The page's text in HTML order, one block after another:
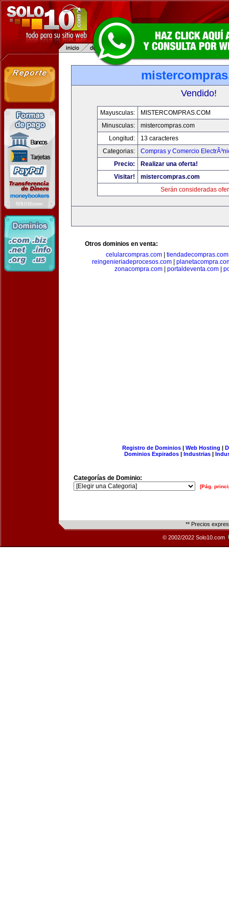
Vendido!
Mayusculas:
MISTERCOMPRAS.COM
Minusculas:
mistercompras.com
Longitud:
13 caracteres
Categorias:
Compras y Comercio
Precio:
Realizar una oferta!
Visitar!
mistercompras.com
Serán consideradas
Otros dominios en venta:
celularcompras.com| tiendadecompras.com
reingenieriadeprocesos.com|
zonacompra.com| portaldeventa.com|
Registro de Dominios| Web Hosting |
Dominios Expirados | Industrias |
Categorías de Dominio:
[Pág.
** Precios
© 2002/2022 Solo10.com